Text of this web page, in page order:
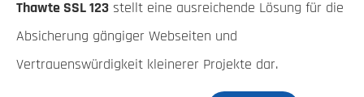
Thawte SSL 123 stellt eine ausreichende Lösung für die
Absicherung gängiger Webseiten und
Vertrauenswürdigkeit kleinerer Projekte dar.